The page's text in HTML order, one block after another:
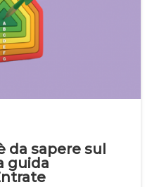
da sapere sul
guida